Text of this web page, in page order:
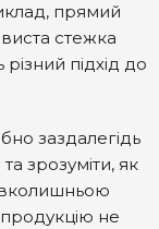
прямий
стежка
підхід до
заздалегідь
зрозуміти, як
не